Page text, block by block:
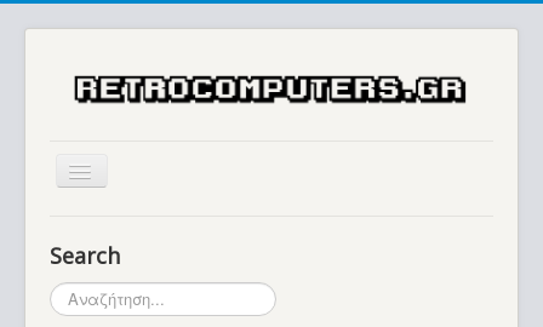
Μουσείο
Search
Αναζήτηση...